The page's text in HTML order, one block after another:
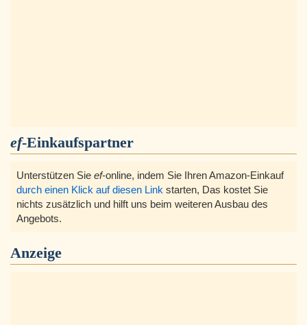
ef-Einkaufspartner
Unterstützen Sie ef-online, indem Sie Ihren Amazon-Einkauf
durch einen Klick auf diesen Link starten, Das kostet Sie
nichts zusätzlich und hilft uns beim weiteren Ausbau des
Angebots.
Anzeige